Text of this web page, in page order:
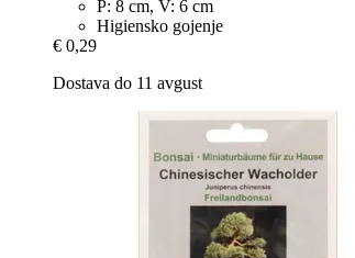
P: 8 cm, V: 6 cm
Higiensko gojenje
€ 0,29
Dostava do 11 avgust